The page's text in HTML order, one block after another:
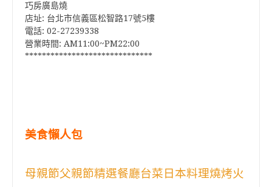
巧房廣島燒
店址: 台北市信義區松智路17號5樓
電話: 02-27239338
營業時間: AM11:00~PM22:00
******************************
美食懶人包
母親節父親節精選餐廳台菜日本料理燒烤火